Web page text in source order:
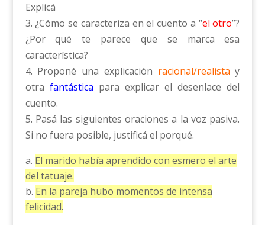
Explicá
3. ¿Cómo se caracteriza en el cuento a “el otro”?
¿Por qué te parece que se marca esa
característica?
4. Proponé una explicación racional/realista y
otra fantástica para explicar el desenlace del
cuento.
5. Pasá las siguientes oraciones a la voz pasiva.
Si no fuera posible, justificá el porqué.
El marido había aprendido con esmero el arte
del tatuaje.
En la pareja hubo momentos de intensa
felicidad.